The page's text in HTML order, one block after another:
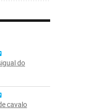
do
cavalo